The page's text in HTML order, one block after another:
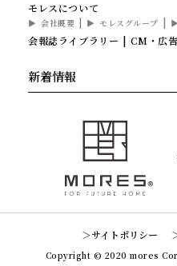
モレスについて
会社概要 モレスグループ
会報誌ライブラリー CM・広
新着情報
サイトポリシー
Copyright © 2020 mores